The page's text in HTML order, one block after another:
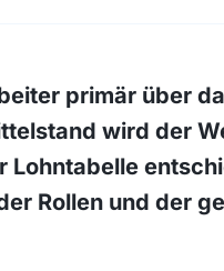
primär über
wird der
Lohntabelle
Rollen und der